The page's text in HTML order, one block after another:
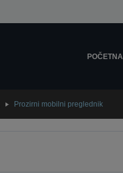
POČETNA
Prozirni mobilni preglednik